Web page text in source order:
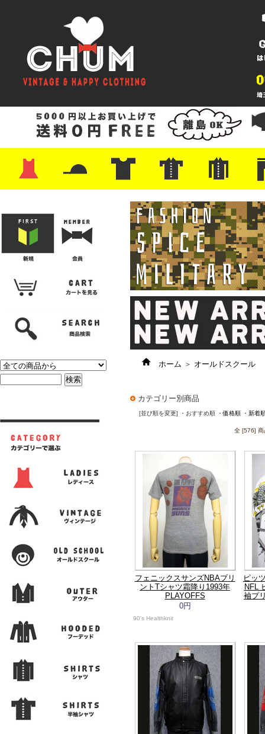
・レザーシューズ/スニーカー
・プリントTシャツ
・バンド/ツアー
・キャラクター
・Nike/adidas/スポーツ
・チャンピオン
・サーフ/スケート
・ボーダー/総柄/無地
・フットボール/リンガー
・タンクトップ/NBA・ポロシャツ
・半袖シャツ
・アロハ/サーフ/ボーリング
・ラルフ/ブランド
・無地/チェック/ストラ
・ワーク/ミリタリー/ウ
ン
・ネル/ウール ・ショ
・アウ
・ジー
・
・ミリ
・コー
・コッ
・オー
・ジャ
ン
ホーム ＞ オールドスクール
カテゴリー別商品
[並び順を変更] ・おすすめ順 ・価格順 ・新着
全 [576] 商
フェニックスサンズNBAプリ
ントTシャツ霜降り1993年
PLAYOFFS
0円
90's Healthknit
ピッ
NFL
袖プ